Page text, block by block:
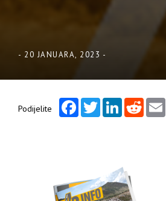
- 20 JANUARA, 2023 -
Podijelite
FacebookTwitterLinkedInReddit